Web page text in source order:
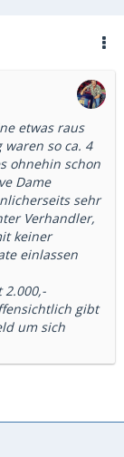
etwas raus
so ca. 4
ohnehin schon
Dame
sehr
Verhandler,
keiner
einlassen
2.000,-
gibt
um sich